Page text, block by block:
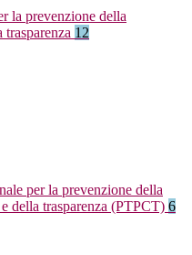
la prevenzione della
12
per la prevenzione della
della trasparenza (PTPCT) 6